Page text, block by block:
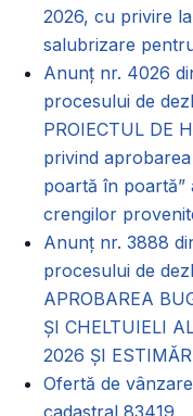
2026, cu privire
salubrizare
Anunț nr. 4026
procesului de
PROIECTUL DE
privind
poartă în poartă”
crengilor
Anunț nr. 3888
procesului de
APROBAREA
ȘI CHELTUIELI
2026 ȘI
Ofertă de
cadastral 83419